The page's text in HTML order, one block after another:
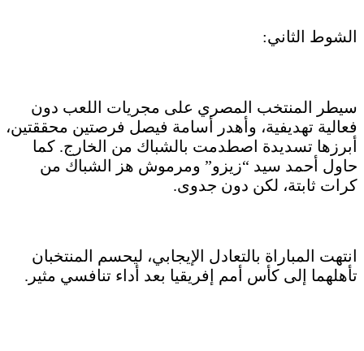
الشوط الثاني:
سيطر المنتخب المصري على مجريات اللعب دون
فعالية تهديفية، وأهدر أسامة فيصل فرصتين محققتين،
أبرزها تسديدة اصطدمت بالشباك من الخارج. كما
حاول أحمد سيد “زيزو” ومرموش هز الشباك من
كرات ثابتة، لكن دون جدوى.
انتهت المباراة بالتعادل الإيجابي، ليحسم المنتخبان
تأهلهما إلى كأس أمم إفريقيا بعد أداء تنافسي مثير.